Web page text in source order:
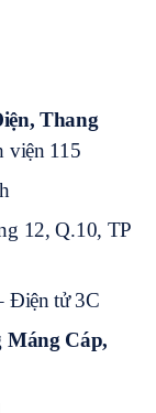
Thang
viện 115
12, Q.10, TP
Điện tử 3C
Máng Cáp,